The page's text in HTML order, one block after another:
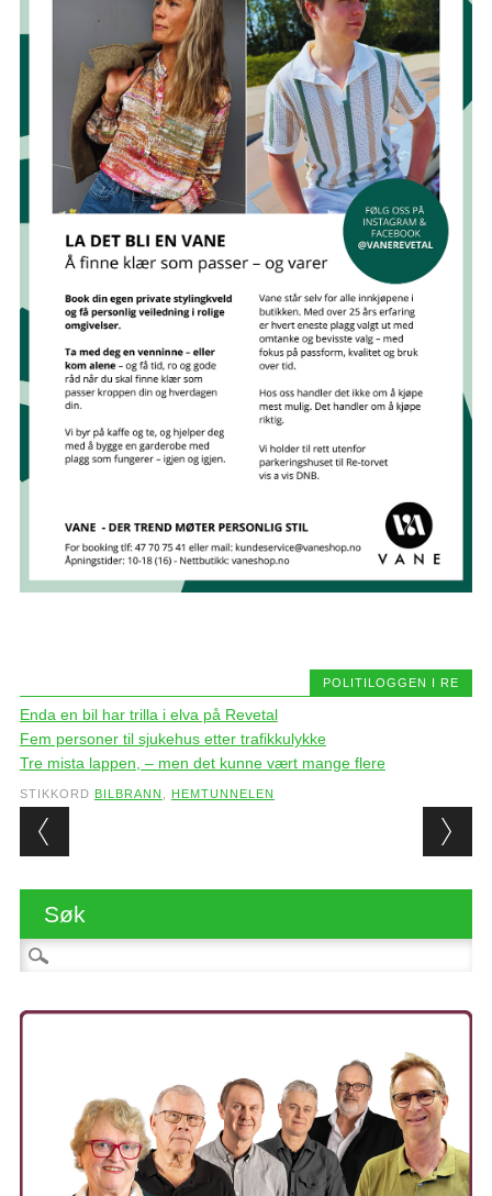
POLITILOGGEN I RE
Enda en bil har trilla i elva på Revetal
Fem personer til sjukehus etter trafikkulykke
Tre mista lappen, – men det kunne vært mange flere
STIKKORD BILBRANN HEMTUNNELEN
Post navigation
Søk
Søk etter: